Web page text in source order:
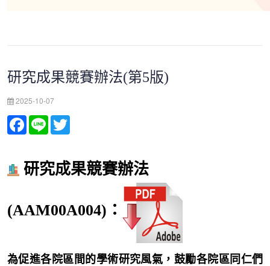
研究成果競賽辦法(第5版)
2025-10-07
Facebook
Line
研究成果競賽辦法
(AAM00A004)：
為促進各院區間的學術研究風氣，鼓勵各院區同仁們